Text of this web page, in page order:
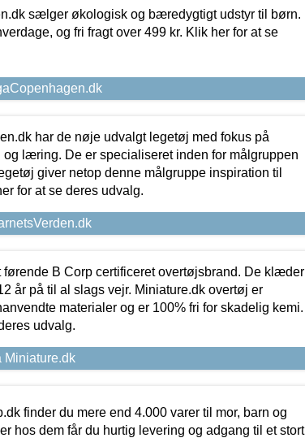
sælger økologisk og bæredygtigt udstyr til børn.
og fri fragt over 499 kr. Klik her for at se
har de nøje udvalgt legetøj med fokus på
og læring. De er specialiseret inden for målgruppen
giver netop denne målgruppe inspiration til
for at se deres udvalg.
førende B Corp certificeret overtøjsbrand. De klæder
år på til al slags vejr. Miniature.dk overtøj er
materialer og er 100% fri for skadelig kemi.
udvalg.
Miniature.dk
finder du mere end 4.000 varer til mor, barn og
hos dem får du hurtig levering og adgang til et stort